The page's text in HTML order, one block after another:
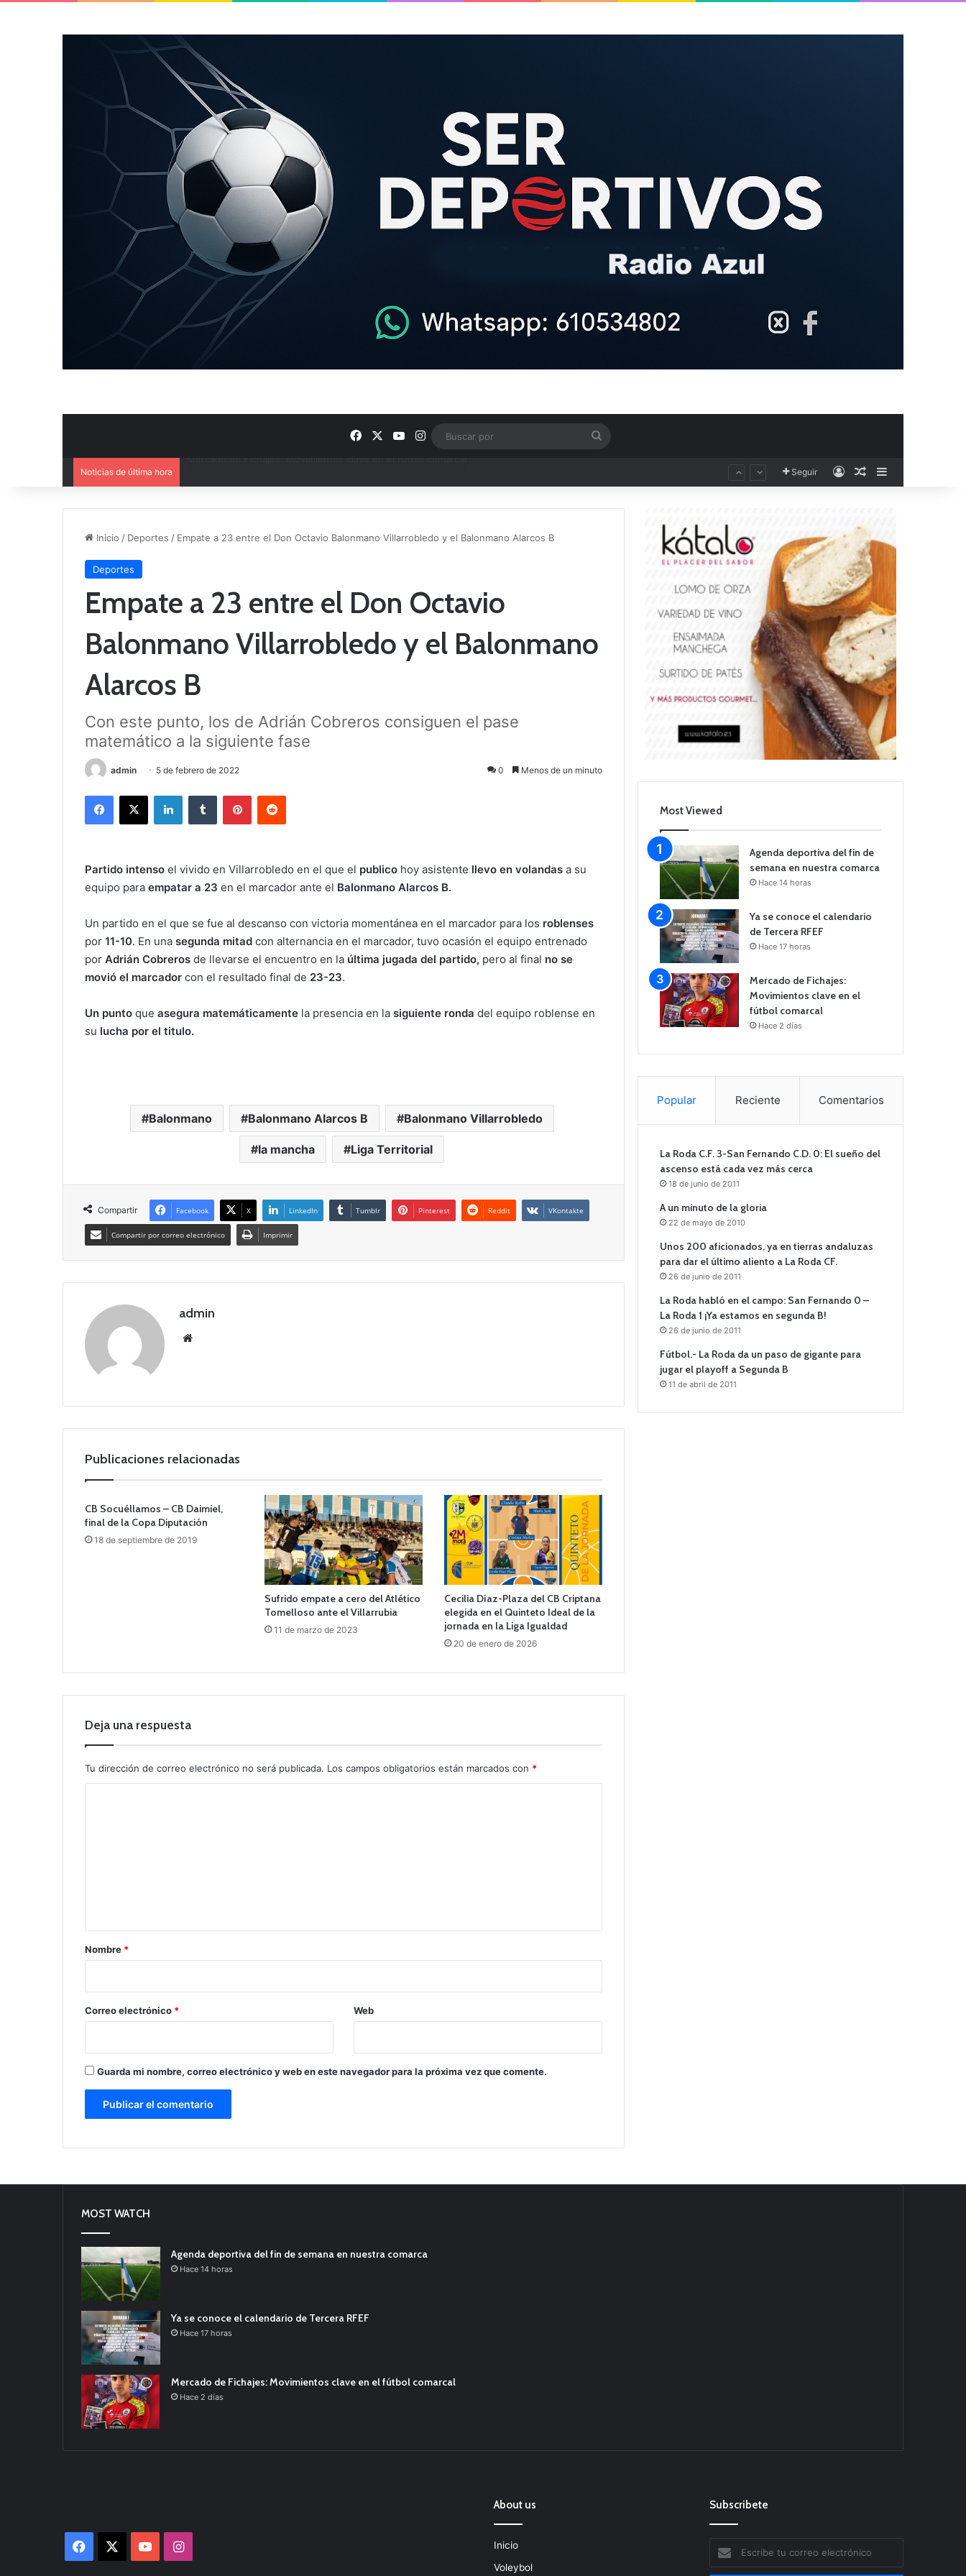
FacebookYouTube
Instagram
Noticias de última hora Seguir AccesoPublicación al
Inicio / Deportes / Empate a 23 entre el Don Octavio Balonmano Villarrobledo y el Balonmano Alarcos B
Deportes
Empate a 23 entre el Don Octavio
Balonmano Villarrobledo y el Balonmano
Alarcos B
Con este punto, los de Adrián Cobreros consiguen el pase
matemático a la siguiente fase
admin 5 de febrero de 2022 0 Menos de un minuto
Partido intenso el vivido en Villarrobledo en el que el publico hoy asistente llevo en volandas a su
equipo para empatar a 23 en el marcador ante el Balonmano Alarcos B.
Un partido en el que se fue al descanso con victoria momentánea en el marcador para los roblenses
por 11-10. En una segunda mitad con alternancia en el marcador, tuvo ocasión el equipo entrenado
por Adrián Cobreros de llevarse el encuentro en la última jugada del partido, pero al final no se
movió el marcador con el resultado final de 23-23.
Un punto que asegura matemáticamente la presencia en la siguiente ronda del equipo roblense en
su lucha por el titulo.
Balonmano Balonmano Alarcos B Balonmano Villarrobledo
la mancha Liga Territorial
Compartir Facebook X LinkedIn Tumblr Pinterest Reddit VKontakte
Compartir por correo electrónico Imprimir
admin
Publicaciones relacionadas
CB Socuéllamos – CB Daimiel,
final de la Copa Diputación
18 de septiembre de 2019
Sufrido empate a cero del Atlético
Tomelloso ante el Villarrubia
11 de marzo de 2023
Cecilia Díaz-Plaza del CB Criptana
elegida en el Quinteto Ideal de la
jornada en la Liga Igualdad
20 de enero de 2026
Deja una respuesta
Tu dirección de correo electrónico no será publicada. Los campos obligatorios están marcados con *
r
*
Nombre *
Correo electrónico * Web
Guarda mi nombre, correo electrónico y web en este navegador para la próxima vez que comente.
Most Viewed
Agenda deportiva del fin de
semana en nuestra comarca
Hace 14 horas
Ya se conoce el calendario
de Tercera RFEF
Hace 17 horas
Mercado de Fichajes:
Movimientos clave en el
fútbol comarcal
Hace 2 días
Popular Reciente Comentarios
La Roda C.F. 3-San Fernando C.D. 0: El sueño del
ascenso está cada vez más cerca
18 de junio de 2011
A un minuto de la gloria
22 de mayo de 2010
Unos 200 aficionados, ya en tierras andaluzas
para dar el último aliento a La Roda CF.
26 de junio de 2011
La Roda habló en el campo: San Fernando 0 –
La Roda 1 ¡Ya estamos en segunda B!
26 de junio de 2011
Fútbol.- La Roda da un paso de gigante para
jugar el playoff a Segunda B
11 de abril de 2011
MOST WATCH
Agenda deportiva del fin de semana en nuestra comarca
Hace 14 horas
Ya se conoce el calendario de Tercera RFEF
Hace 17 horas
Mercado de Fichajes: Movimientos clave en el fútbol comarcal
Hace 2 días
Facebook YouTubeInstagram
About us
Inicio
Voleybol
Subscribete
tu